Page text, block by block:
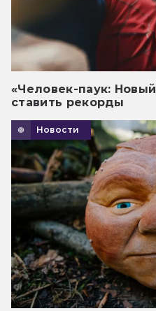
«Человек-паук:
ставить рекорды
Новости